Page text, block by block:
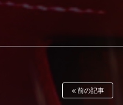
前の記事